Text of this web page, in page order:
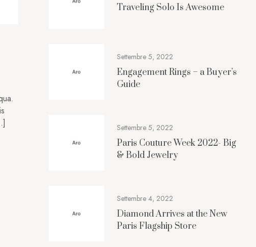
Traveling Solo Is Awesome
Settembre 5, 2022
Engagement Rings – a Buyer’s
Guide
Settembre 5, 2022
Paris Couture Week 2022- Big
& Bold Jewelry
Settembre 4, 2022
Diamond Arrives at the New
Paris Flagship Store